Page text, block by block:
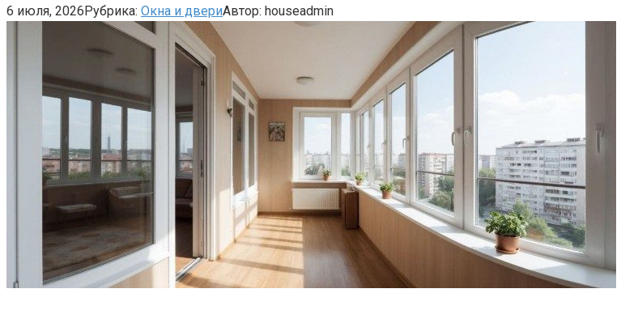
6 июля, 2026Рубрика: Окна и двериАвтор: houseadmin